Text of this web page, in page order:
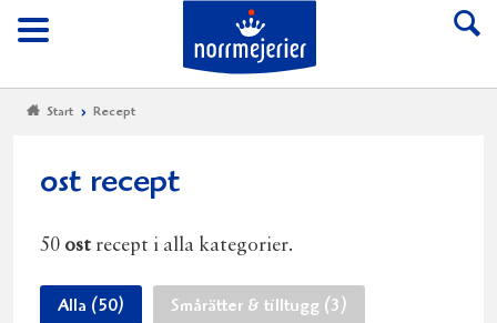
Meny
Till Norrmejerier
Start Recept
ost recept
50 ost recept i alla kategorier.
Alla (50) Smårätter & tilltugg (3)